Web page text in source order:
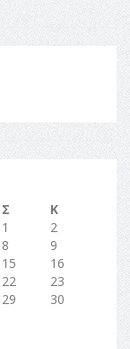
Σ
Κ
1
2
8
9
15
16
22
23
29
30